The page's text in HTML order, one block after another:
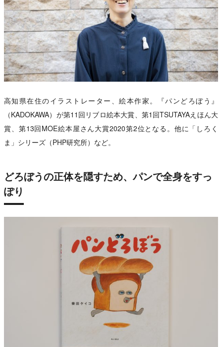
高知県在住のイラストレーター、絵本作家。『パンどろぼう』
（KADOKAWA）が第11回リブロ絵本大賞、第1回TSUTAYAえほん大
賞、第13回MOE絵本屋さん大賞2020第2位となる。他に「しろく
ま」シリーズ（PHP研究所）など。
どろぼうの正体を隠すため、パンで全身をすっ
ぽり